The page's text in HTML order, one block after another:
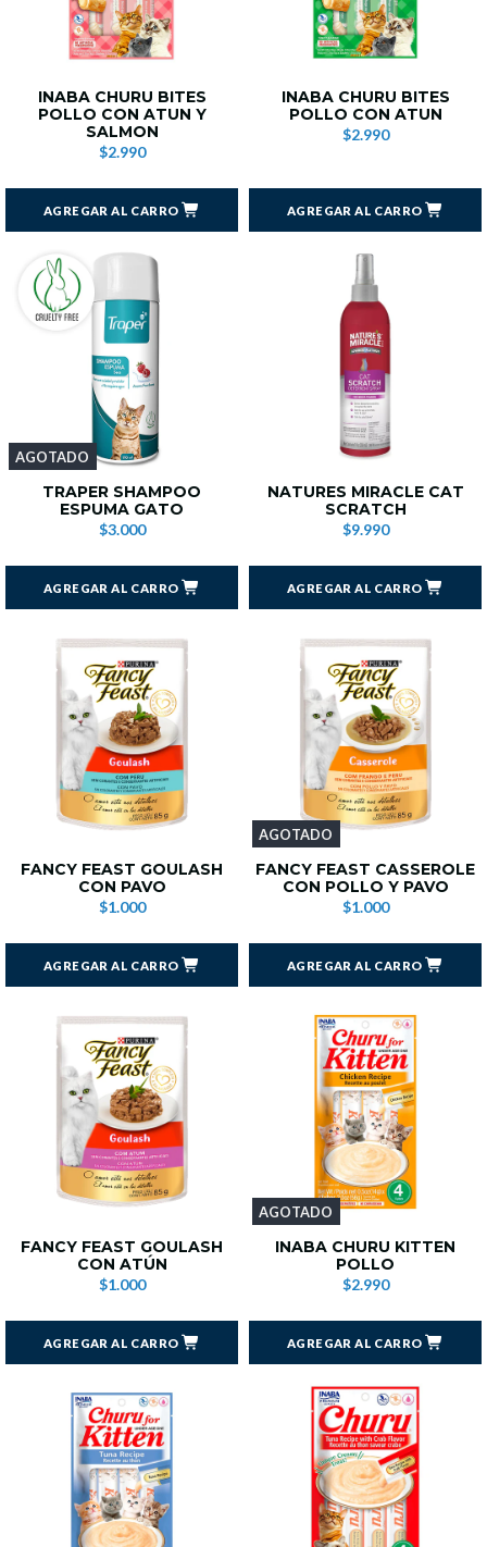
INABA CHURU BITES
POLLO CON ATUN Y
SALMON
$2.990
AGREGAR AL CARRO
INABA CHURU BITES
POLLO CON ATUN
$2.990
AGREGAR AL CARRO
AGOTADO
TRAPER SHAMPOO
ESPUMA GATO
$3.000
AGREGAR AL CARRO
NATURES MIRACLE CAT
SCRATCH
$9.990
AGREGAR AL CARRO
FANCY FEAST GOULASH
CON PAVO
$1.000
AGREGAR AL CARRO
AGOTADO
FANCY FEAST CASSEROLE
CON POLLO Y PAVO
$1.000
AGREGAR AL CARRO
FANCY FEAST GOULASH
CON ATÚN
$1.000
AGREGAR AL CARRO
AGOTADO
INABA CHURU KITTEN
POLLO
$2.990
AGREGAR AL CARRO